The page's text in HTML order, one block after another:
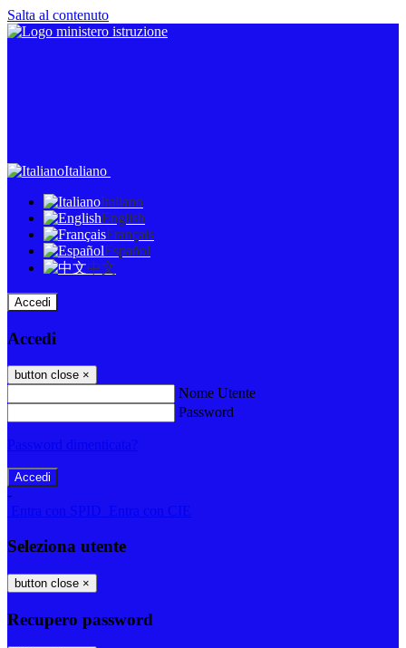
Salta al contenuto
Italiano
Italiano
English
Français
Español
中文
Accedi
Accedi
button close ×
Nome Utente
Password
-
Seleziona utente
button close ×
Recupero password